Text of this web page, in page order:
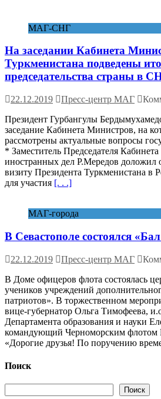
МАГ-СНГ
На заседании Кабинета
Туркменистана подведены
председательства страны в
22.12.2019 Пресс-центр МАГ
Президент Гурбангулы
заседание Кабинета Министров, на
рассмотрены актуальные вопросы
* Заместитель Председателя
иностранных дел Р.Мередов доложил
визиту Президента Туркменистана в
для участия [. . .]
МАГ-города
В Севастополе состоялся
22.12.2019 Пресс-центр МАГ
В Доме офицеров флота состоялась
учеников учреждений
патриотов». В торжественном
вице-губернатор Ольга Тимофеева,
Департамента образования и науки
командующий Черноморским флотом
«Дорогие друзья! По поручению
Поиск
Поиск